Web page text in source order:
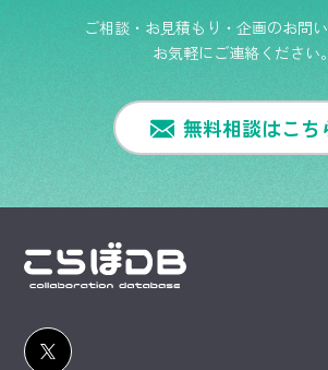
ご相談・お見積もり・企画のお問い
お気軽にご連絡ください。
無料相談はこち